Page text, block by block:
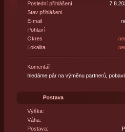
Poslední přihlášení:
Stav přihlášení
E-mail
Pohlaví
Okres
Lokalita
Komentář:
hledáme pár na výměnu partnerů,
Postava
Výška:
Váha:
Postava::